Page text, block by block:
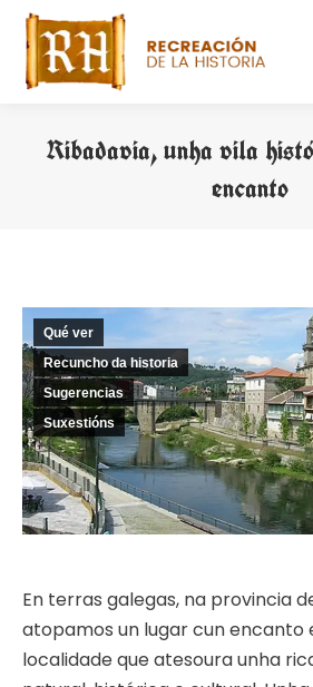
Ribadavia, unha vila
encanto
Qué ver
Recuncho da historia
Sugerencias
Suxestións
En terras galegas, na provincia
atopamos un lugar cun encanto
localidade que atesoura unha